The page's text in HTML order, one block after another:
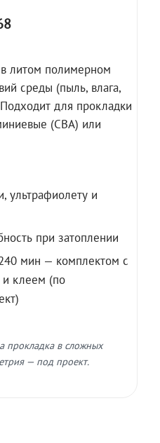
литом полимерном
среды (пыль, влага,
для прокладки
(СВА) или
ультрафиолету и
при затоплении
мин — комплектом с
клеем (по
прокладка в сложных
— под проект.